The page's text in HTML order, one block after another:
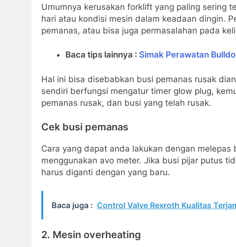
Umumnya kerusakan forklift yang paling sering
hari atau kondisi mesin dalam keadaan dingin.
pemanas, atau bisa juga permasalahan pada
Baca tips lainnya : Simak Perawatan
Hal ini bisa disebabkan busi pemanas rusak
sendiri berfungsi mengatur timer glow plug,
pemanas rusak, dan busi yang telah rusak.
Cek busi pemanas
Cara yang dapat anda lakukan dengan
menggunakan avo meter. Jika busi pijar putus
harus diganti dengan yang baru.
Baca juga : Control Valve Rexroth Kualitas
2. Mesin overheating